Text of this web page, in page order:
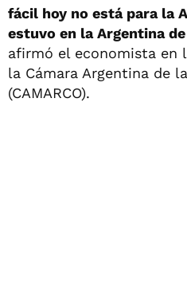
fácil hoy no está para la
estuvo en la Argentina
afirmó el economista en
la Cámara Argentina de
(CAMARCO).